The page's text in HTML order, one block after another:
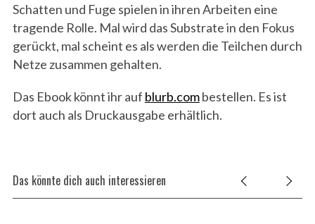
Schatten und Fuge spielen in ihren Arbeiten eine
tragende Rolle. Mal wird das Substrate in den Fokus
gerückt, mal scheint es als werden die Teilchen durch
Netze zusammen gehalten.
Das Ebook könnt ihr auf blurb.combestellen. Es ist
dort auch als Druckausgabe erhältlich.
Das könnte dich auch interessieren